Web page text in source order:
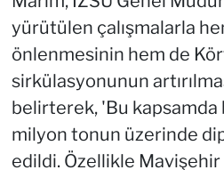
yürütülen çalışmalarla
önlenmesinin hem de
sirkülasyonunun
belirterek, 'Bu kapsamda
milyon tonun üzerinde
edildi. Özellikle